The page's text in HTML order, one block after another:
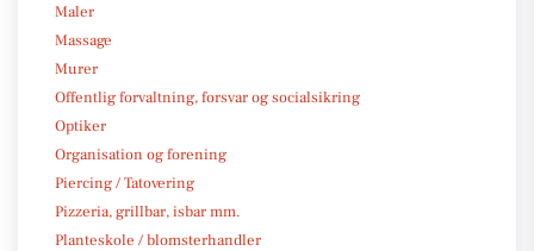
Maler
Massage
Murer
Offentlig forvaltning, forsvar og socialsikring
Optiker
Organisation og forening
Piercing / Tatovering
Pizzeria, grillbar, isbar mm.
Planteskole / blomsterhandler